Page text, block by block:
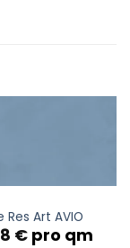
Res Art AVIO
€pro qm